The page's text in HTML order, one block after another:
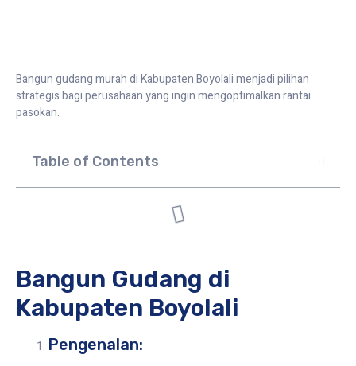
Bangun gudang murah di Kabupaten Boyolali menjadi pilihan
strategis bagi perusahaan yang ingin mengoptimalkan rantai
pasokan.
Table of Contents
Bangun Gudang di
Kabupaten Boyolali
Pengenalan: